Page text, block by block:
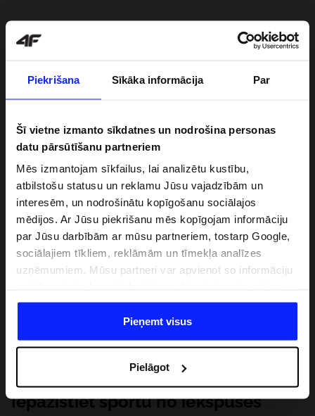
Piekrišana Sīkāka informācija Par
Šī vietne izmanto sīkdatnes un nodrošina personas
datu pārsūtīšanu partneriem
Mēs izmantojam sīkfailus, lai analizētu kustību,
atbilstošu statusu un reklamu Jūsu vajadzībām un
interesēm, un nodrošinātu kopīgošanu sociālajos
mēdijos. Ar Jūsu piekrišanu mēs kopīgojam informāciju
par Jūsu darbībām ar mūsu partneriem, tostarp Google,
sociālajiem tīkliem, reklāmām un tīmekļa analīzes
uzņēmumiem. Mūsu partneri var apvienot so informāciju
datiem, ko viņi iegūst, izmantojot viņu pakalpojumus. Ar
Jūsu atļauju, mēs varam pārsūtīt Jūsu personas datus
saviem partneriem, lai uzlabotu veidu, kadā tiek rādīta
saturu un uzlabotu mūsu partneru piedāvātos risinajumus
( piem. socialos tīklus). Detalizētu informāciju var atrast
mūsu Privātuma politikā un sadaļā "Detaļas".
Pieņemt visus
Pielāgot
Iepazīstiet sportu no iekšpuses